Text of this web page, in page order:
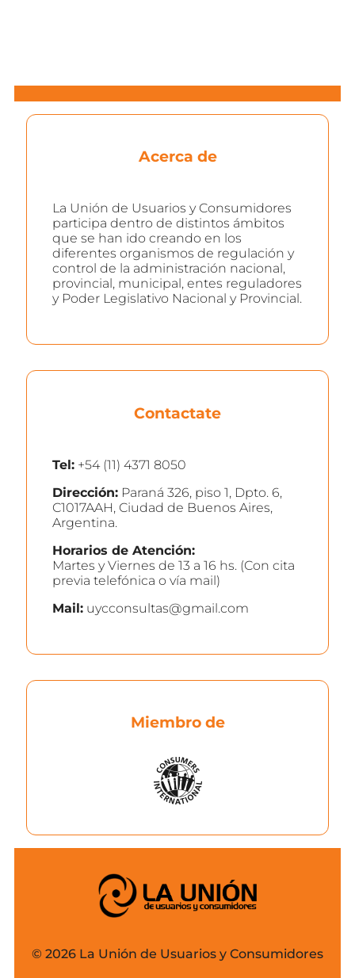
Acerca de
La Unión de Usuarios y Consumidores
participa dentro de distintos ámbitos
que se han ido creando en los
diferentes organismos de regulación y
control de la administración nacional,
provincial, municipal, entes reguladores
y Poder Legislativo Nacional y Provincial.
Contactate
Tel: +54 (11) 4371 8050
Dirección: Paraná 326, piso 1, Dpto. 6,
C1017AAH, Ciudad de Buenos Aires,
Argentina.
Horarios de Atención:
Martes y Viernes de 13 a 16 hs. (Con cita
previa telefónica o vía mail)
Mail: uycconsultas@gmail.com
Miembro de
© 2026 La Unión de Usuarios y Consumidores